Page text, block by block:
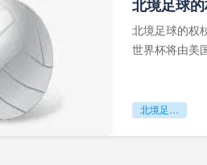
北境足球
北境足球的权
世界杯将由美
北境足球的权杖博弈：世界杯背后的北美棋局